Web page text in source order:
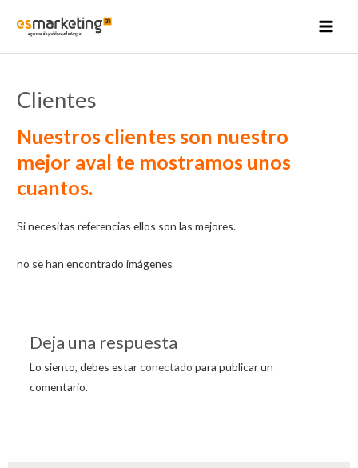
Clientes
Nuestros clientes son nuestro
mejor aval te mostramos unos
cuantos.
Si necesitas referencias ellos son las mejores.
no se han encontrado imágenes
Deja una respuesta
Lo siento, debes estarconectado para publicar un
comentario.